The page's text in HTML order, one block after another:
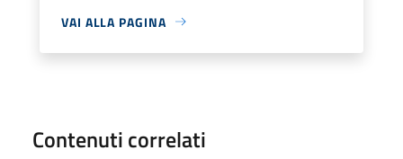
VAI ALLA PAGINA
Contenuti correlati